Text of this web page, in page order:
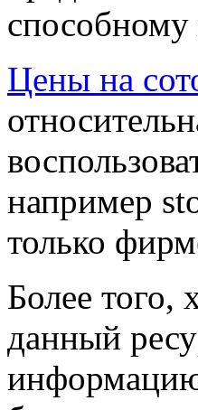
способному
Цены на
например
только
Более того,
данный